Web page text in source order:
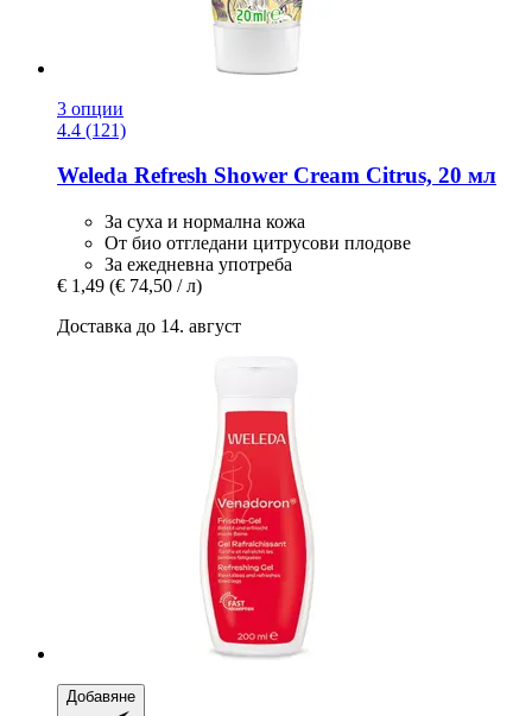
3 опции
4.4 (121)
Weleda Refresh Shower Cream Citrus, 20 мл
За суха и нормална кожа
От био отгледани цитрусови плодове
За ежедневна употреба
€ 1,49 (€ 74,50 / л)
Доставка до 14. август
Добавяне